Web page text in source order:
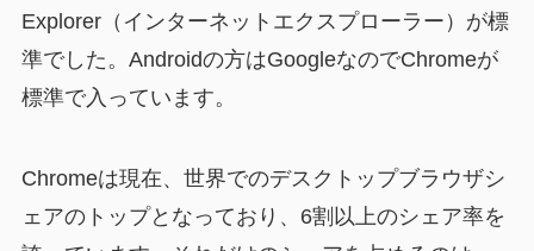
Explorer（インターネットエクスプローラー）が標
準でした。Androidの方はGoogleなのでChromeが
標準で入っています。
Chromeは現在、世界でのデスクトップブラウザシ
ェアのトップとなっており、6割以上のシェア率を